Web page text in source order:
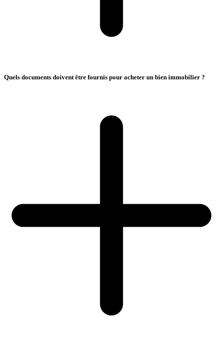
Quels documents doivent être fournis pour acheter un bien immobilier ?